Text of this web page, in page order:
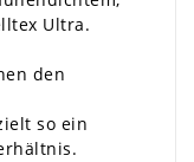
Ultra.
den
so ein